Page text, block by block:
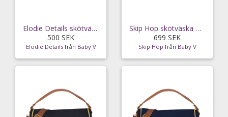
Elodie Details skötväska Tote, pure khaki
500 SEK
Elodie Details från Baby V
Skip Hop skötväska & ryggsäck Deco Saffiano,
699 SEK
Skip Hop från Baby V